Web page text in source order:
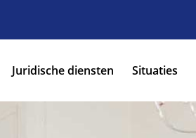
Juridische diensten Situaties